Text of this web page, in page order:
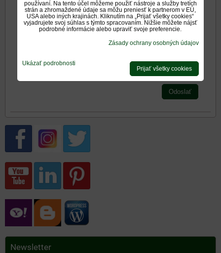
Zadajte prosím hodnotenie, výhody alebo zápory - aspoň
jedna položka je povinná.
Odoslať
Newsletter
používaní. Na tento účel môžeme použiť nástroje a služby tretích
strán a zhromaždené údaje sa môžu preniesť k partnerom v EÚ,
USA alebo iných krajinách. Kliknutím na „Prijať všetky cookies“
vyjadrujete svoj súhlas s týmto spracovaním. Nižšie môžete nájsť
podrobné informácie alebo upraviť svoje preferencie.
Zásady ochrany osobných údajov
Ukázať podrobnosti
Prijať všetky cookies